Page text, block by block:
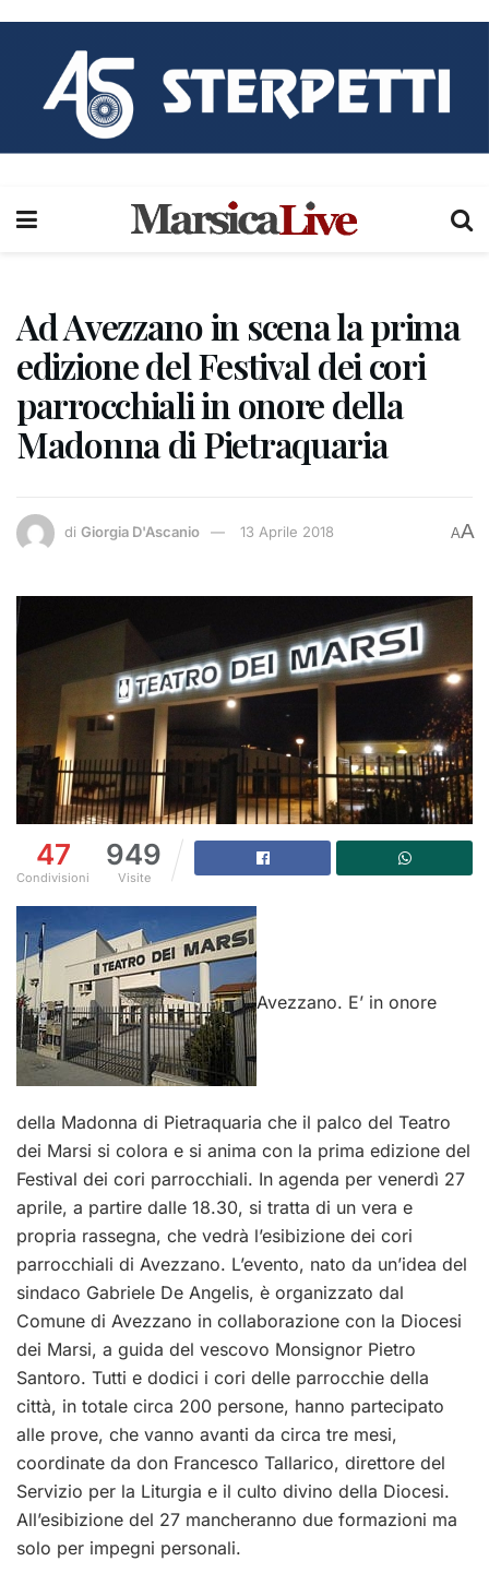
Ad Avezzano in scena la prima
edizione del Festival dei cori
parrocchiali in onore della
Madonna di Pietraquaria
di Giorgia D'Ascanio 13 Aprile 2018 AA
47
Condivisioni
949
Visite
Avezzano. E’ in onore
della Madonna di Pietraquaria che il palco del Teatro
dei Marsi si colora e si anima con la prima edizione del
Festival dei cori parrocchiali. In agenda per venerdì 27
aprile, a partire dalle 18.30, si tratta di un vera e
propria rassegna, che vedrà l’esibizione dei cori
parrocchiali di Avezzano. L’evento, nato da un’idea del
sindaco Gabriele De Angelis, è organizzato dal
Comune di Avezzano in collaborazione con la Diocesi
dei Marsi, a guida del vescovo Monsignor Pietro
Santoro. Tutti e dodici i cori delle parrocchie della
città, in totale circa 200 persone, hanno partecipato
alle prove, che vanno avanti da circa tre mesi,
coordinate da don Francesco Tallarico, direttore del
Servizio per la Liturgia e il culto divino della Diocesi.
All’esibizione del 27 mancheranno due formazioni ma
solo per impegni personali.